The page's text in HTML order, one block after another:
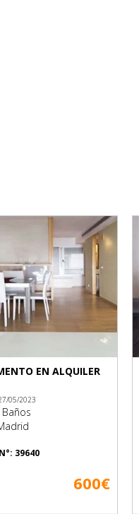
EN ALQUILER
05/2023
39640
600€